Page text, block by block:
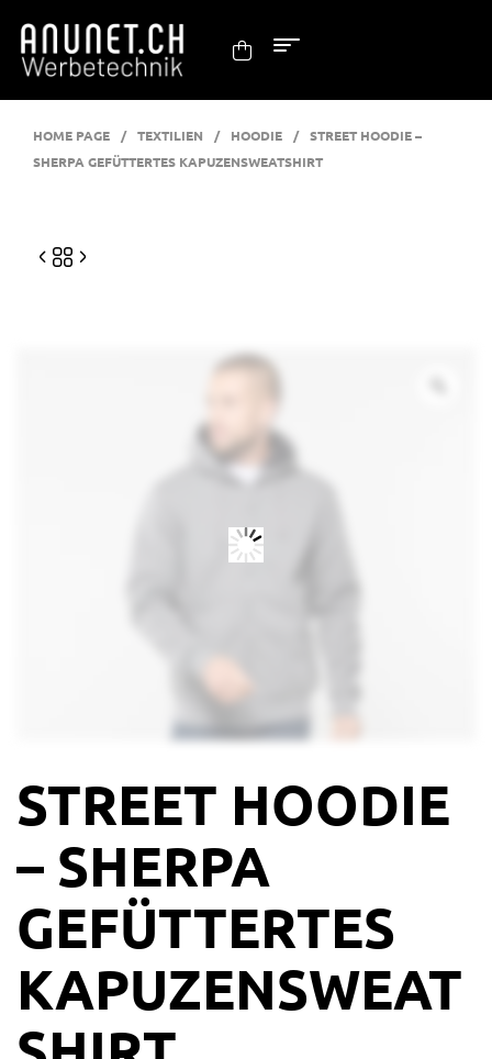
HOME PAGE / TEXTILIEN / HOODIE /
STREET HOODIE –
SHERPA GEFÜTTERTES KAPUZENSWEATSHIRT
STREET HOODIE
– SHERPA
GEFÜTTERTES
KAPUZENSWEAT